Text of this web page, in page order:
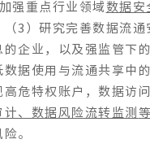
强重点行业领域 数据安
3）研究完善数据流
企业，以及强监管下
据使用与流通共享中
危特权账户，数据访
、数据风险流转监测
。